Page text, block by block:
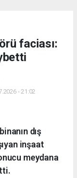
faciası:
- 21:02
dış
inşaat
meydana